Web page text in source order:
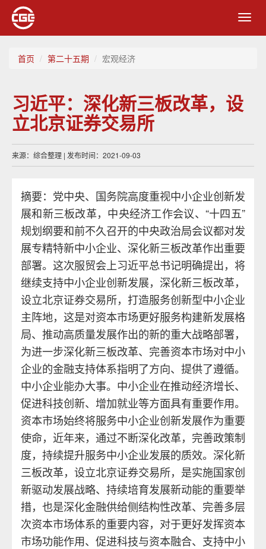
首页 第二十五期 宏观经济
习近平：深化新三板改革，设
立北京证券交易所
来源：综合整理 | 发布时间：2021-09-03
摘要：党中央、国务院高度重视中小企业创新发
展和新三板改革，中央经济工作会议、“十四五”
规划纲要和前不久召开的中央政治局会议都对发
展专精特新中小企业、深化新三板改革作出重要
部署。这次服贸会上习近平总书记明确提出，将
继续支持中小企业创新发展，深化新三板改革，
设立北京证券交易所，打造服务创新型中小企业
主阵地，这是对资本市场更好服务构建新发展格
局、推动高质量发展作出的新的重大战略部署，
为进一步深化新三板改革、完善资本市场对中小
企业的金融支持体系指明了方向、提供了遵循。
中小企业能办大事。中小企业在推动经济增长、
促进科技创新、增加就业等方面具有重要作用。
资本市场始终将服务中小企业创新发展作为重要
使命，近年来，通过不断深化改革，完善政策制
度，持续提升服务中小企业发展的质效。深化新
三板改革，设立北京证券交易所，是实施国家创
新驱动发展战略、持续培育发展新动能的重要举
措，也是深化金融供给侧结构性改革、完善多层
次资本市场体系的重要内容，对于更好发挥资本
市场功能作用、促进科技与资本融合、支持中小